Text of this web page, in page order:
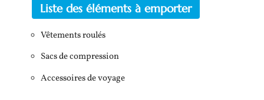
Liste des éléments à emporter
Vêtements roulés
Sacs de compression
Accessoires de voyage